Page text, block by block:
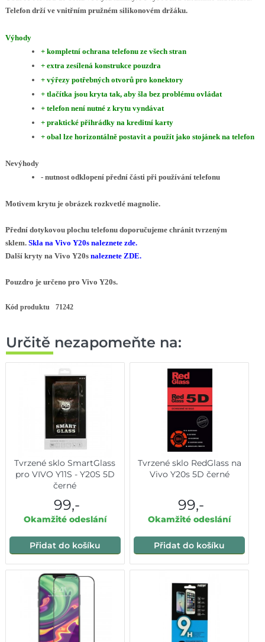
Telefon drží ve vnitřním pružném silikonovém držáku.
Výhody
+ kompletní ochrana telefonu ze všech stran
+ extra zesílená konstrukce pouzdra
+ výřezy potřebných otvorů pro konektory
+ tlačítka jsou kryta tak, aby šla bez problému ovládat
+ telefon není nutné z krytu vyndávat
+ praktické přihrádky na kreditní karty
+ obal lze horizontálně postavit a použít jako stojánek na telefon
Nevýhody
- nutnost odklopení přední části při používání telefonu
Motivem krytu je obrázek rozkvetlé magnolie.
Přední dotykovou plochu telefonu doporučujeme chránit tvrzeným
sklem. Skla na Vivo Y20s naleznete zde.
Další kryty na Vivo Y20s naleznete ZDE.
Pouzdro je určeno pro Vivo Y20s.
Kód produktu 71242
Určitě nezapomeňte na:
Tvrzené sklo SmartGlass
pro VIVO Y11S - Y20S 5D
černé
99,-
Okamžité odeslání
Přidat do košíku
Tvrzené sklo RedGlass na
Vivo Y20s 5D černé
99,-
Okamžité odeslání
Přidat do košíku